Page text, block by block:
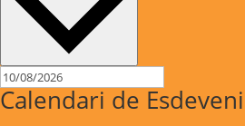
Calendari de